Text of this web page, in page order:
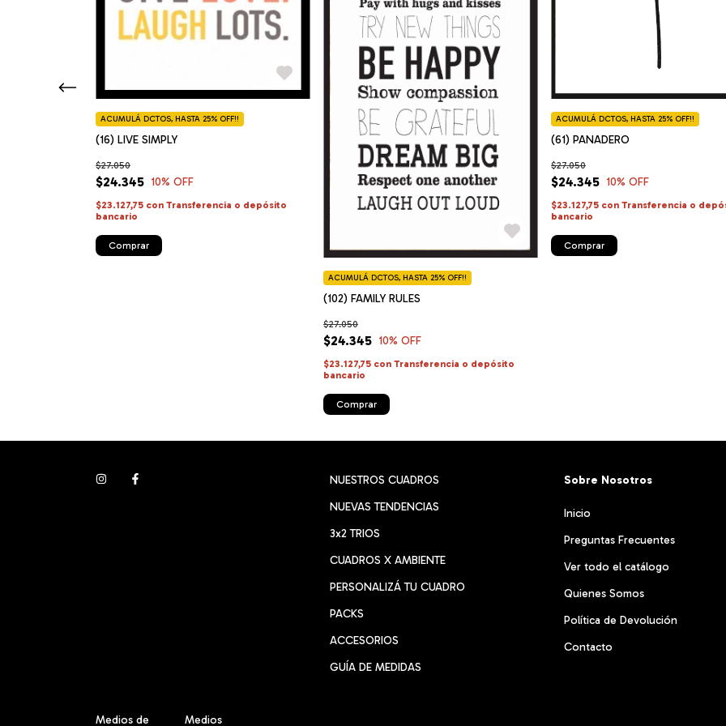
(16) LIVE SIMPLY
$24.345
$27.050
10% OFF
ACUMULÁ DCTOS, HASTA 25% OFF!!
$23.127,75 con Transferencia o depósito
bancario
Comprar
(102) FAMILY RULES
$24.345
$27.050
10% OFF
ACUMULÁ DCTOS, HASTA 25% OFF!!
$23.127,75 con Transferencia o depósito
bancario
Comprar
(61) PANADERO
$24.345
$27.050
10% OFF
ACUMULÁ DCTOS, HASTA 25% OFF!!
$23.127,75 con Transferencia o
bancario
Comprar
NUESTROS CUADROS
NUEVAS TENDENCIAS
3x2 TRIOS
CUADROS X AMBIENTE
PERSONALIZÁ TU CUADRO
PACKS
ACCESORIOS
GUÍA DE MEDIDAS
Sobre Nosotros
Inicio
Preguntas Frecuentes
Ver todo el catálogo
Quienes Somos
Política de Devolución
Contacto
Medios de Medios